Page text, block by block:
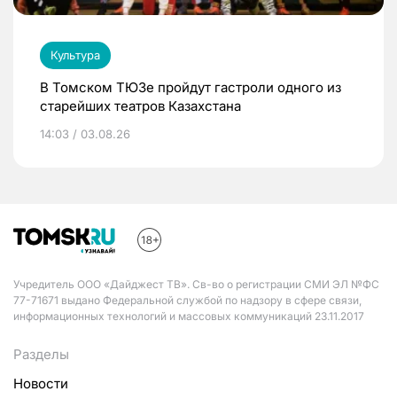
Культура
В Томском ТЮЗе пройдут гастроли одного из
старейших театров Казахстана
14:03 / 03.08.26
Учредитель ООО «Дайджест ТВ». Св-во о регистрации СМИ ЭЛ №ФС
77-71671 выдано Федеральной службой по надзору в сфере связи,
информационных технологий и массовых коммуникаций 23.11.2017
Разделы
Новости